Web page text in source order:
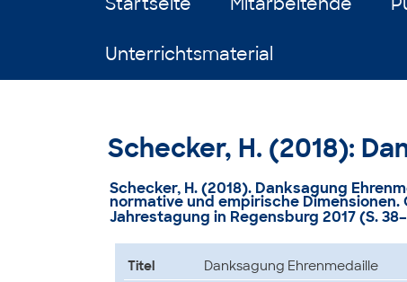
Unterrichtsmaterial
Schecker, H. (2018):
Schecker, H. (2018). Danksagung
normative und empirische
Jahrestagung in Regensburg 2017 (S.
Titel
Danksagung Ehrenmedaille